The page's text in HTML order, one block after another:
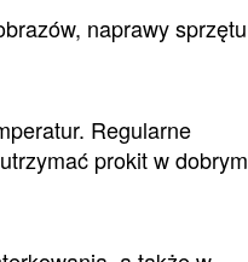
naprawy sprzętu
Regularne
prokit w dobrym